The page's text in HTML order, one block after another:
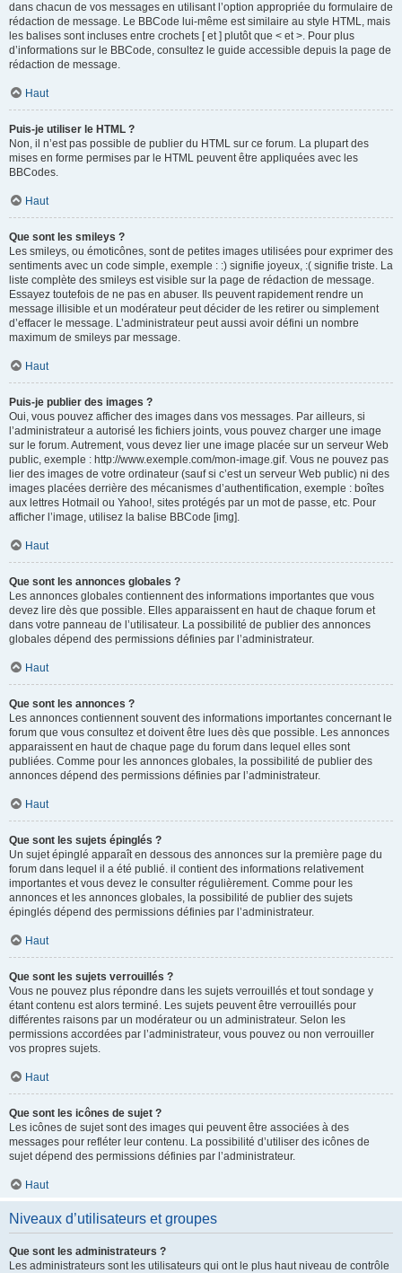
dans chacun de vos messages en utilisant l’option appropriée du formulaire de
rédaction de message. Le BBCode lui-même est similaire au style HTML, mais
les balises sont incluses entre crochets [ et ] plutôt que < et >. Pour plus
d’informations sur le BBCode, consultez le guide accessible depuis la page de
rédaction de message.
Haut
Puis-je utiliser le HTML ?
Non, il n’est pas possible de publier du HTML sur ce forum. La plupart des
mises en forme permises par le HTML peuvent être appliquées avec les
BBCodes.
Haut
Que sont les smileys ?
Les smileys, ou émoticônes, sont de petites images utilisées pour exprimer des
sentiments avec un code simple, exemple : :) signifie joyeux, :( signifie triste. La
liste complète des smileys est visible sur la page de rédaction de message.
Essayez toutefois de ne pas en abuser. Ils peuvent rapidement rendre un
message illisible et un modérateur peut décider de les retirer ou simplement
d’effacer le message. L’administrateur peut aussi avoir défini un nombre
maximum de smileys par message.
Haut
Puis-je publier des images ?
Oui, vous pouvez afficher des images dans vos messages. Par ailleurs, si
l’administrateur a autorisé les fichiers joints, vous pouvez charger une image
sur le forum. Autrement, vous devez lier une image placée sur un serveur Web
public, exemple : http://www.exemple.com/mon-image.gif. Vous ne pouvez pas
lier des images de votre ordinateur (sauf si c’est un serveur Web public) ni des
images placées derrière des mécanismes d’authentification, exemple : boîtes
aux lettres Hotmail ou Yahoo!, sites protégés par un mot de passe, etc. Pour
afficher l’image, utilisez la balise BBCode [img].
Haut
Que sont les annonces globales ?
Les annonces globales contiennent des informations importantes que vous
devez lire dès que possible. Elles apparaissent en haut de chaque forum et
dans votre panneau de l’utilisateur. La possibilité de publier des annonces
globales dépend des permissions définies par l’administrateur.
Haut
Que sont les annonces ?
Les annonces contiennent souvent des informations importantes concernant le
forum que vous consultez et doivent être lues dès que possible. Les annonces
apparaissent en haut de chaque page du forum dans lequel elles sont
publiées. Comme pour les annonces globales, la possibilité de publier des
annonces dépend des permissions définies par l’administrateur.
Haut
Que sont les sujets épinglés ?
Un sujet épinglé apparaît en dessous des annonces sur la première page du
forum dans lequel il a été publié. il contient des informations relativement
importantes et vous devez le consulter régulièrement. Comme pour les
annonces et les annonces globales, la possibilité de publier des sujets
épinglés dépend des permissions définies par l’administrateur.
Haut
Que sont les sujets verrouillés ?
Vous ne pouvez plus répondre dans les sujets verrouillés et tout sondage y
étant contenu est alors terminé. Les sujets peuvent être verrouillés pour
différentes raisons par un modérateur ou un administrateur. Selon les
permissions accordées par l’administrateur, vous pouvez ou non verrouiller
vos propres sujets.
Haut
Que sont les icônes de sujet ?
Les icônes de sujet sont des images qui peuvent être associées à des
messages pour refléter leur contenu. La possibilité d’utiliser des icônes de
sujet dépend des permissions définies par l’administrateur.
Haut
Niveaux d’utilisateurs et groupes
Que sont les administrateurs ?
Les administrateurs sont les utilisateurs qui ont le plus haut niveau de contrôle